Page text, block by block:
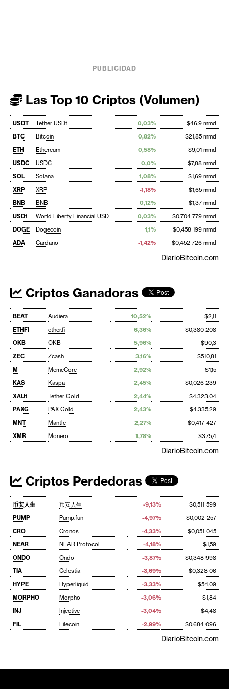
PUBLICIDAD
Las Top 10 Criptos (Volumen)
USDT Tether USDt 0,03%
$46,9 mmd
BTC
Bitcoin 0,82%
$21,85 mmd
ETH
Ethereum 0,58%
$9,01 mmd
USDC
USDC 0,0%
$7,88 mmd
SOL
Solana 1,08%
$1,69 mmd
XRP
XRP -1,18%
$1,65 mmd
BNB
BNB 0,12%
$1,37 mmd
USD1
World Liberty Financial USD 0,03%
$0,704 779 mmd
DOGE
Dogecoin 1,1%
$0,458 199 mmd
ADA
Cardano -1,42% $0,452 726 mmd
DiarioBitcoin.com
Criptos Ganadoras
BEAT Audiera 10,52%
$2,11
ETHFI
ether.fi 6,36%
$0,380 208
OKB
OKB 5,96%
$90,3
ZEC
Zcash 3,16%
$510,81
M
MemeCore 2,92%
$1,15
KAS
Kaspa 2,45%
$0,026 239
XAUt
Tether Gold 2,44%
$4.323,04
PAXG
PAX Gold 2,43%
$4.335,29
MNT
Mantle 2,27%
$0,417 427
XMR
Monero 1,78% $375,4
DiarioBitcoin.com
Criptos Perdedoras
币安人生 币安人生 -9,13%
$0,511 599
PUMP
Pump.fun -4,97%
$0,002 257
CRO
Cronos -4,33%
$0,051 045
NEAR
NEAR Protocol -4,18%
$1,59
ONDO
Ondo -3,87%
$0,348 998
TIA
Celestia -3,69%
$0,328 06
HYPE
Hyperliquid -3,33%
$54,09
MORPHO
Morpho -3,06%
$1,84
INJ
Injective -3,04%
$4,48
FIL
Filecoin -2,99% $0,684 096
DiarioBitcoin.com